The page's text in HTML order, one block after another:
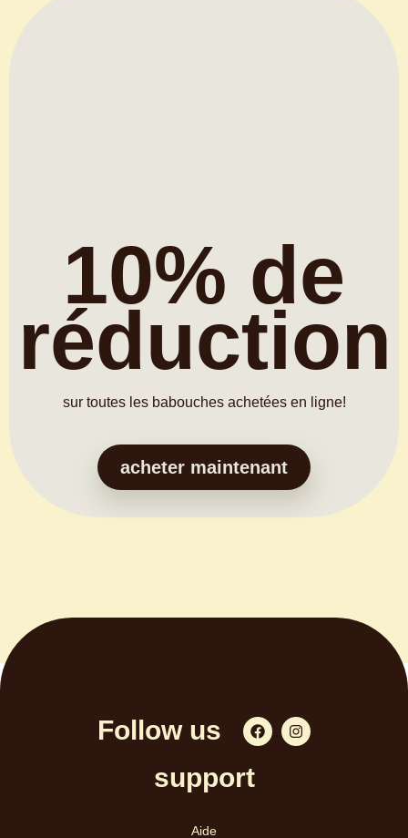
10% de
réduction
sur toutes les babouches achetées en ligne!
acheter maintenant
Follow us
support​
Aide